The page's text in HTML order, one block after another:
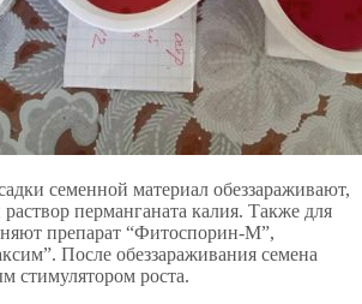
семенной материал обеззараживают,
перманганата калия. Также для
препарат “Фитоспорин-М”,
После обеззараживания семена
стимулятором роста.